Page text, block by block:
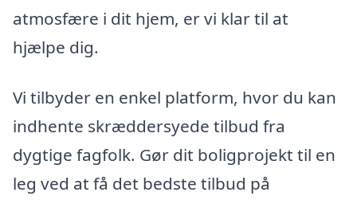
atmosfære i dit hjem, er vi klar til at
hjælpe dig.
Vi tilbyder en enkel platform, hvor du kan
indhente skræddersyede tilbud fra
dygtige fagfolk. Gør dit boligprojekt til en
leg ved at få det bedste tilbud på